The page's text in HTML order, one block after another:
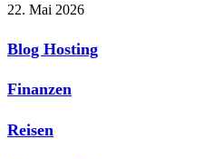
22. Mai 2026
Blog Hosting
Finanzen
Reisen